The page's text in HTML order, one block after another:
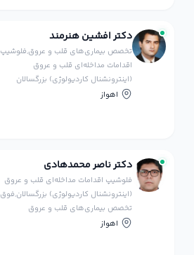
دکتر افشین هنرمند
تخصص بیماری‌های قلب و عروق,فلوشیپ
اقدامات مداخله‌ای قلب و عروق
(اینترونشنال کاردیولوژی) بزرگسالان
اهواز
دکتر ناصر محمدهادی
فلوشیپ اقدامات مداخله‌ای قلب و عروق
(اینترونشنال کاردیولوژی) بزرگسالان,فوق
تخصص بیماری‌های قلب و عروق
اهواز